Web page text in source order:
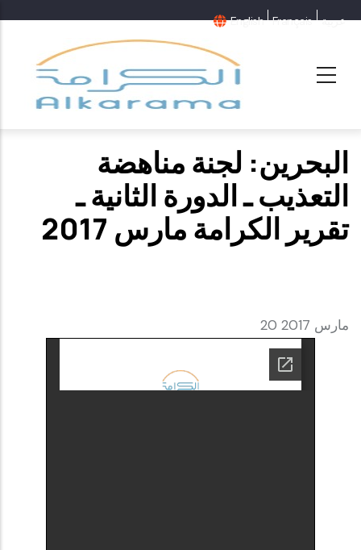
English Français عربية
البحرين: لجنة مناهضة
التعذيب ـ الدورة الثانية ـ
تقرير الكرامة مارس 2017
20 مارس 2017